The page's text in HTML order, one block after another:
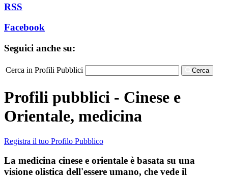
RSS
Facebook
Seguici anche su:
Cerca in Profili Pubblici Cerca
Profili pubblici - Cinese e
Orientale, medicina
Registra il tuo Profilo Pubblico
La medicina cinese e orientale è basata su una
visione olistica dell'essere umano, che vede il